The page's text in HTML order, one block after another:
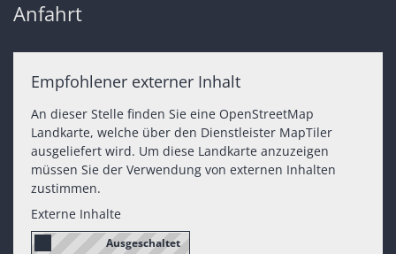
Anfahrt
Empfohlener externer Inhalt
An dieser Stelle finden Sie eine OpenStreetMap
Landkarte, welche über den Dienstleister MapTiler
ausgeliefert wird. Um diese Landkarte anzuzeigen
müssen Sie der Verwendung von externen Inhalten
zustimmen.
Externe Inhalte